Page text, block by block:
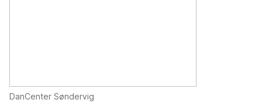
DanCenter Søndervig